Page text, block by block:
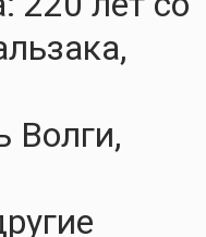
Волги,